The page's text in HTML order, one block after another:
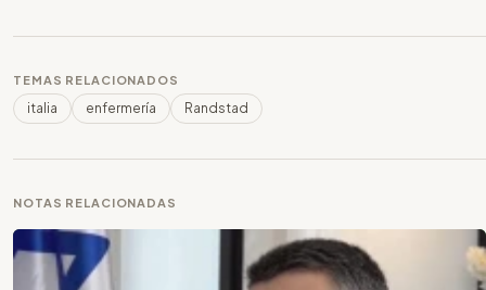
TEMAS RELACIONADOS
italia enfermería Randstad
NOTAS RELACIONADAS